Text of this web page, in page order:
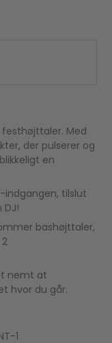
Med
der pulserer og
en
indgangen, tilslut
DJ!
bashøjttaler,
nemt at
hvor du går.
1